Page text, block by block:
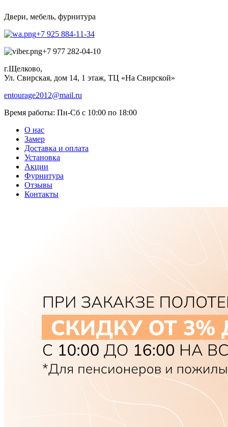
Двери, мебель, фурнитура
+7 925 884-11-34
+7 977 282-04-10
г.Щелково,
Ул. Свирская, дом 14, 1 этаж, ТЦ «На Свирской»
entourage2012@mail.ru
Время работы: Пн-Сб с 10:00 по 18:00
О нас
Замер
Доставка и оплата
Установка
Акции
Фурнитура
Отзывы
Контакты